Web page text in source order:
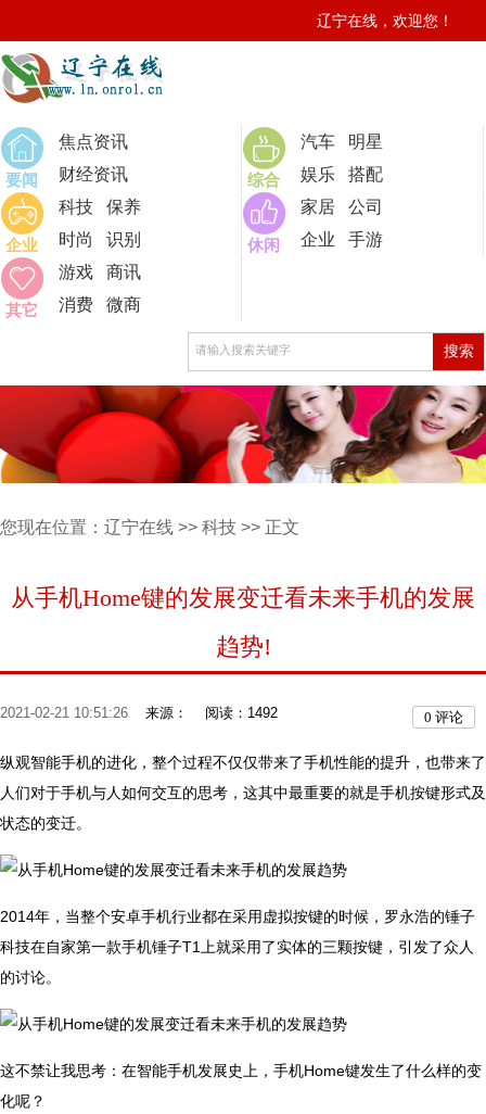
辽宁在线，欢迎您！
要闻
焦点资讯
财经资讯
综合
汽车
明星
娱乐
搭配
企业
科技
保养
时尚
识别 休闲
家居
公司
企业
手游
其它
游戏
商讯
消费
微商
您现在位置： 辽宁在线 >> 科技 >> 正文
从手机Home键的发展变迁看未来手机的发展
趋势!
2021-02-21 10:51:26 来源： 阅读：1492 0 评论
纵观智能手机的进化，整个过程不仅仅带来了手机性能的提升，也带来了
人们对于手机与人如何交互的思考，这其中最重要的就是手机按键形式及
状态的变迁。
2014年，当整个安卓手机行业都在采用虚拟按键的时候，罗永浩的锤子
科技在自家第一款手机锤子T1上就采用了实体的三颗按键，引发了众人
的讨论。
这不禁让我思考：在智能手机发展史上，手机Home键发生了什么样的变
化呢？